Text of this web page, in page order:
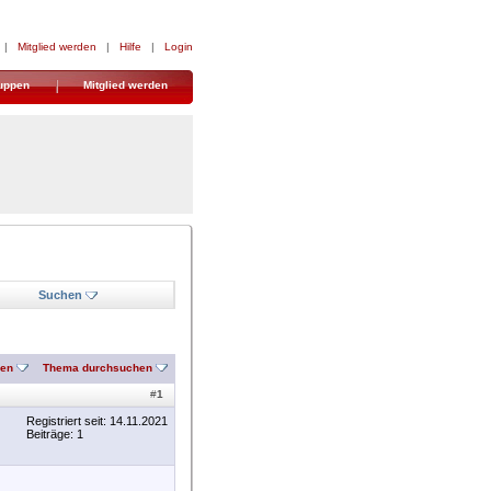
Mitglied werden | Hilfe | Login
Mitglied werden
Suchen
Thema durchsuchen
#1
Registriert seit: 14.11.2021
Beiträge: 1